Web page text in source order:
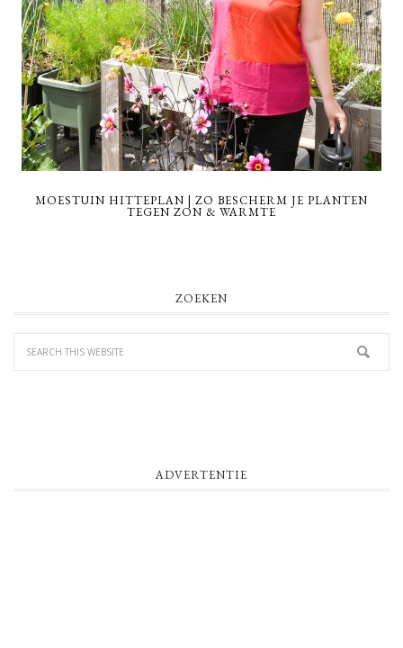
MOESTUIN HITTEPLAN | ZO BESCHERM JE PLANTEN
TEGEN ZON & WARMTE
ZOEKEN
ADVERTENTIE